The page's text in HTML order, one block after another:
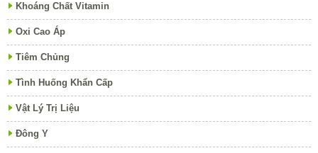
Khoáng Chất Vitamin
Oxi Cao Áp
Tiêm Chủng
Tình Huống Khẩn Cấp
Vật Lý Trị Liệu
Đông Y